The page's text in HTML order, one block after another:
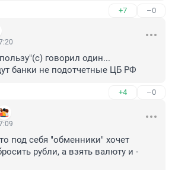
+7 –0
говорил один...
банки не подотчетные ЦБ РФ
+4 –0
под себя "обменники" хочет
рубли, а взять валюту и -